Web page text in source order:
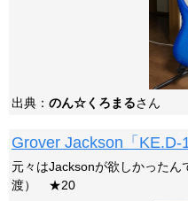
出典： のん☆くろまるさん
Grover Jackson「KE.D-
元々はJacksonが欲しかった
渡） ★20